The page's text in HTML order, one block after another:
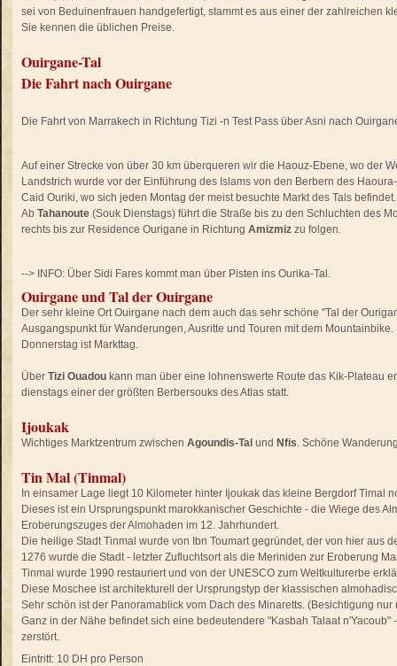
sei von Beduinenfrauen handgefertigt, stammt es aus einer der zahlreichen
Sie kennen die üblichen Preise.
Ouirgane-Tal
Die Fahrt nach Ouirgane
Die Fahrt von Marrakech in Richtung Tizi -n Test Pass über Asni nach
Auf einer Strecke von über 30 km überqueren wir die Haouz-Ebene, wo der
Landstrich wurde vor der Einführung des Islams von den Berbern des
Caid Ouriki, wo sich jeden Montag der meist besuchte Markt des Tals befindet.
Ab Tahanoute (Souk Dienstags) führt die Straße bis zu den Schluchten des
rechts bis zur Residence Ourigane in Richtung Amizmiz zu folgen.
--> INFO: Über Sidi Fares kommt man über Pisten ins Ourika-Tal.
Ouirgane und Tal der Ouirgane
Der sehr kleine Ort Ouirgane nach dem auch das sehr schöne "Tal der
Ausgangspunkt für Wanderungen, Ausritte und Touren mit dem Mountainbike.
Donnerstag ist Markttag.
Über Tizi Ouadou kann man über eine lohnenswerte Route das Kik-Plateau
dienstags einer der größten Berbersouks des Atlas statt.
Ijoukak
Wichtiges Marktzentrum zwischen Agoundis-Tal und Nfis. Schöne
Tin Mal (Tinmal)
In einsamer Lage liegt 10 Kilometer hinter Ijoukak das kleine Bergdorf Timal
Dieses ist ein Ursprungspunkt marokkanischer Geschichte - die Wiege des
Eroberungszuges der Almohaden im 12. Jahrhundert.
Die heilige Stadt Tinmal wurde von Ibn Toumart gegründet, der von hier aus
1276 wurde die Stadt - letzter Zufluchtsort als die Meriniden zur Eroberung
Tinmal wurde 1990 restauriert und von der UNESCO zum Weltkulturerbe
Diese Moschee ist architekturell der Ursprungstyp der klassischen
Sehr schön ist der Panoramablick vom Dach des Minaretts. (Besichtigung nur
Ganz in der Nähe befindet sich eine bedeutendere "Kasbah Talaat
zerstört.
Eintritt: 10 DH pro Person